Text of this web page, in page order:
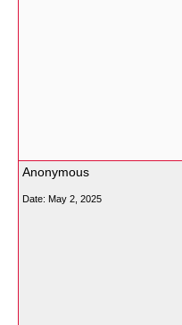
Anonymous
Date: May 2, 2025